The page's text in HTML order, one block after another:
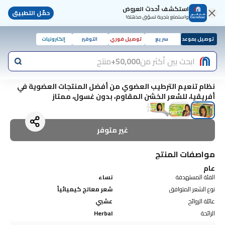
استكشف أحدث العروض
واستمتع بتجربة تسوّق مذهلة! حمّل التطبيق
توصيل بموعد سريع توصيل فوري التوفير إلكترونيات
ابحث بين أكثر من50,000+ منتج
نظام تنعيم الترطيب العضوي من أفضل المنتجات العضوية في
أفريقيا، للشعر الخشن المقاوم، بدون غسول، ممتاز
غير متوفر
مواصفات المنتج
عام
الفئة المستهدفة
نساء
نوع الشعر المتوافق
شعر معالج كيميائياً
عائلة الروائح
عشبي
الرائحة
Herbal